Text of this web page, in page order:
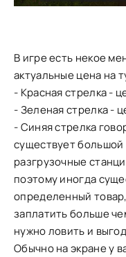
В игре есть некое
актуальные цена на
- Красная стрелка -
- Зеленая стрелка -
- Синяя стрелка
существует большой
разгрузочные
поэтому иногда
определенный
заплатить больше
нужно ловить и
Обычно на экране у